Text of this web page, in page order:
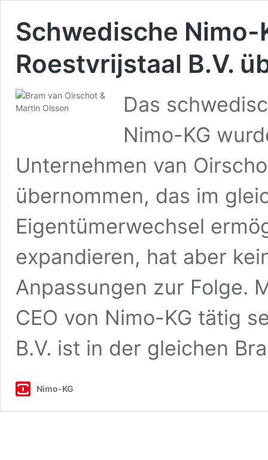
Schwedische
Roestvrijstaal B.V.
Das
Nimo-KG
Unternehmen van
übernommen, das im
Eigentümerwechsel
expandieren, hat aber
Anpassungen zur Folge.
CEO von Nimo-KG tätig
B.V. ist in der gleichen
Nimo-KG